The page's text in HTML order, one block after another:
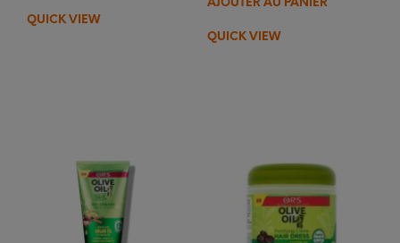
QUICK VIEW
AJOUTER AU PANIER
QUICK VIEW